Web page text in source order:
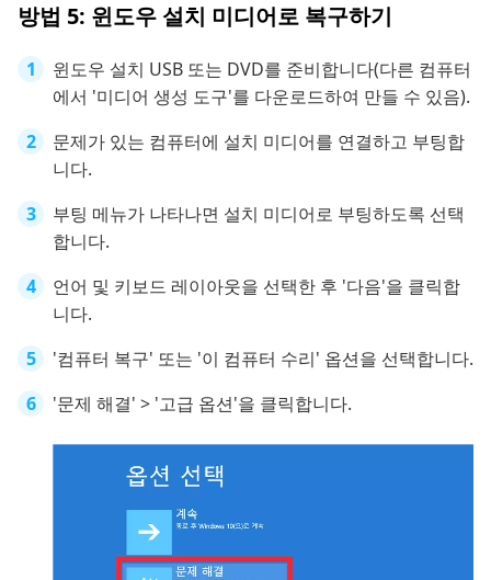
방법 5: 윈도우 설치 미디어로 복구하기
윈도우 설치 USB 또는 DVD를 준비합니다(다른 컴퓨터
에서 '미디어 생성 도구'를 다운로드하여 만들 수 있음).
문제가 있는 컴퓨터에 설치 미디어를 연결하고 부팅합
니다.
부팅 메뉴가 나타나면 설치 미디어로 부팅하도록 선택
합니다.
언어 및 키보드 레이아웃을 선택한 후 '다음'을 클릭합
니다.
'컴퓨터 복구' 또는 '이 컴퓨터 수리' 옵션을 선택합니다.
'문제 해결' > '고급 옵션'을 클릭합니다.